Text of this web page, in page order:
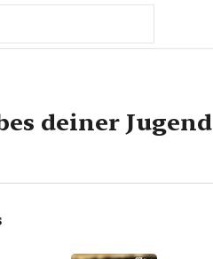
deiner Jugend